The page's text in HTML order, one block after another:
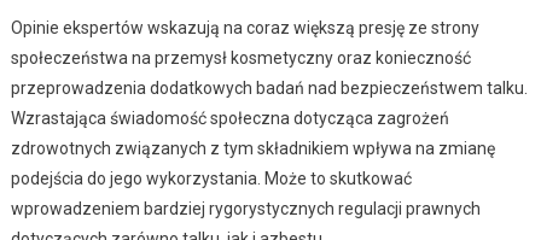
Opinie ekspertów wskazują na coraz większą presję ze strony
społeczeństwa na przemysł kosmetyczny oraz konieczność
przeprowadzenia dodatkowych badań nad bezpieczeństwem talku.
Wzrastająca świadomość społeczna dotycząca zagrożeń
zdrowotnych związanych z tym składnikiem wpływa na zmianę
podejścia do jego wykorzystania. Może to skutkować
wprowadzeniem bardziej rygorystycznych regulacji prawnych